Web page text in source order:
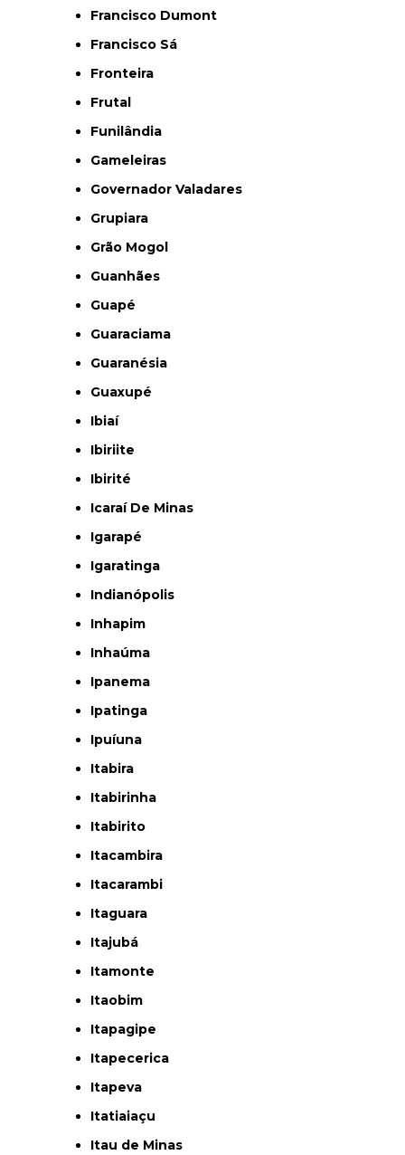
Francisco Dumont
Francisco Sá
Fronteira
Frutal
Funilândia
Gameleiras
Governador Valadares
Grupiara
Grão Mogol
Guanhães
Guapé
Guaraciama
Guaranésia
Guaxupé
Ibiaí
Ibiriite
Ibirité
Icaraí De Minas
Igarapé
Igaratinga
Indianópolis
Inhapim
Inhaúma
Ipanema
Ipatinga
Ipuíuna
Itabira
Itabirinha
Itabirito
Itacambira
Itacarambi
Itaguara
Itajubá
Itamonte
Itaobim
Itapagipe
Itapecerica
Itapeva
Itatiaiaçu
Itau de Minas